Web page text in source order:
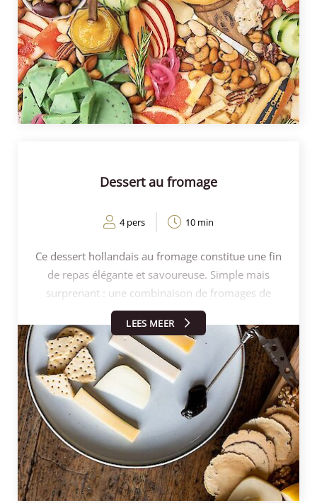
fromage qui peut être utilisé pour créer de
magnifiques "fleurs" de fromage. La trempette à
l'ananas et au gingembre est une combinaison
idéale avec ce fromage. Le pesto vert et le fromage
à la truffe peuvent être coupés en points et en
bandes. Remplissez la planche avec les fromages et
alternez avec des fruits frais et des crudités. Pensez
olives et des crackers. Vous obtiendrez ainsi une
belle et savoureuse planche à boissons !
Dessert au fromage
4 pers 10 min
Ce dessert hollandais au fromage constitue une fin
de repas élégante et savoureuse. Simple mais
surprenant : une combinaison de fromages de
caractère avec une touche sucrée. Parfait pour ceux
qui préfèrent terminer sur une note salée !
LEES MEER